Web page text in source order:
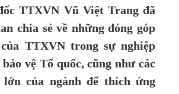
TTXVN Vũ Việt Trang đã
chia sẻ về những đóng góp
TTXVN trong sự nghiệp
vệ Tổ quốc, cũng như các
của ngành để thích ứng